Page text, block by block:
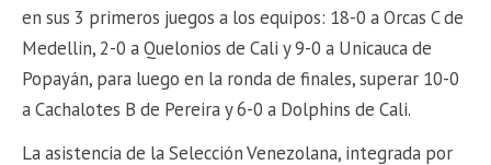
en sus 3 primeros juegos a los equipos: 18-0 a Orcas C de
Medellin, 2-0 a Quelonios de Cali y 9-0 a Unicauca de
Popayán, para luego en la ronda de finales, superar 10-0
a Cachalotes B de Pereira y 6-0 a Dolphins de Cali.
La asistencia de la Selección Venezolana, integrada por